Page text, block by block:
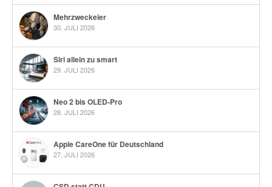
Mehrzweckeier
30. JULI 2026
Siri allein zu smart
29. JULI 2026
Neo 2 bis OLED-Pro
28. JULI 2026
Apple CareOne für Deutschland
27. JULI 2026